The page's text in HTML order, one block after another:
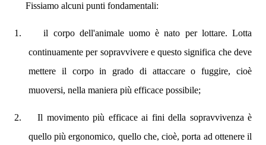
Fissiamo alcuni punti fondamentali:
1.
il corpo dell'animale uomo è nato per lottare. Lotta
continuamente per sopravvivere e questo significa che deve
mettere il corpo in grado di attaccare o fuggire, cioè
muoversi, nella maniera più efficace possibile;
2.
Il movimento più efficace ai fini della sopravvivenza è
quello più ergonomico, quello che, cioè, porta ad ottenere il